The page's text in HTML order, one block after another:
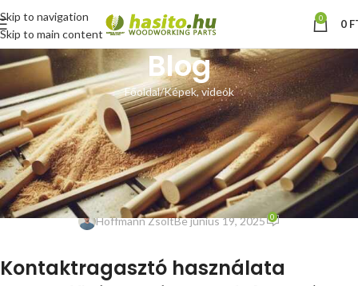
Skip to navigation
Skip to main content
0 0
Blog
Főoldal Képek, videók
KÉPEK, VIDEÓK
Kontaktragasztó használata
szalagfűrész bandázs
ragasztásához
Hoffmann ZsoltBe június 19, 2025 0
Kontaktragasztó használata